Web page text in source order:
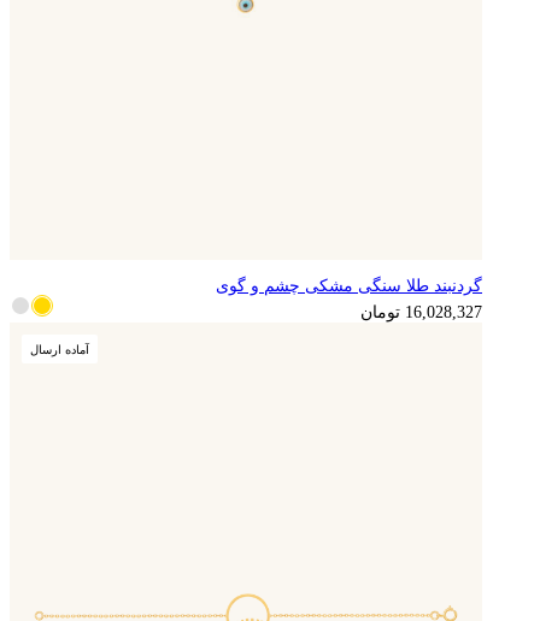
4,007,082 تومان
گردنبند طلا سنگی مشکی چشم و گوی
16,028,327 تومان
آماده ارسال